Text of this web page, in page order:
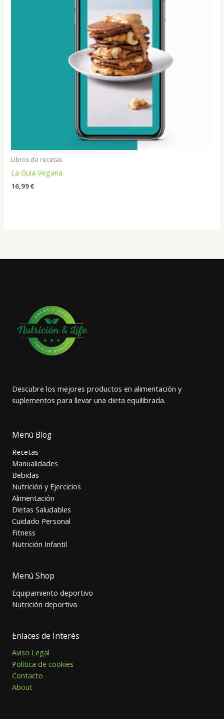
Libros de recetas
La Guía Vegana
16,99€
Descubre los mejores productos en alimentación y
suplementos para llevar una dieta equilibrada.
Menú Blog
Recetas
Manualidades
Bebidas
Nutrición y Ejercicios
Alimentación
Dietas Saludables
Cuidado Personal
Fitness
Nutrición Infantil
Menú Shop
Equipamiento deportivo
Nutrición deportiva
Enlaces de Interés
Aviso Legal
Política de cookies
Contacto
About